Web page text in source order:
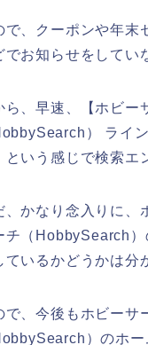
で、クーポンや年末
でお知らせをしてい
ら、早速、【ホビー
） ライ
という感じで検索エ
、かなり念入りに、
チ（HobbySearch）
ているかどうかは分
で、今後もホビーサ
）のホ